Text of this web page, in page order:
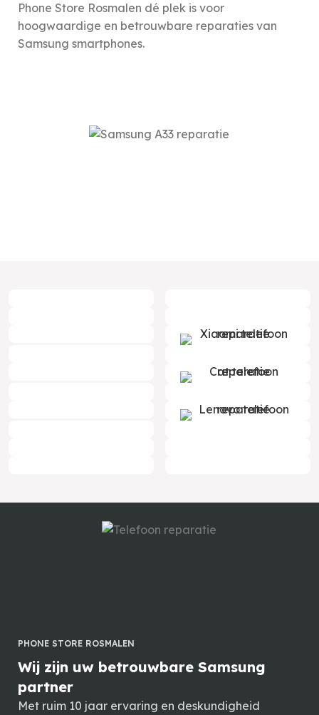
Phone Store Rosmalen dé plek is voor
hoogwaardige en betrouwbare reparaties van
Samsung smartphones.
PHONE STORE ROSMALEN
Wij zijn uw betrouwbare Samsung
partner
Met ruim 10 jaar ervaring en deskundigheid